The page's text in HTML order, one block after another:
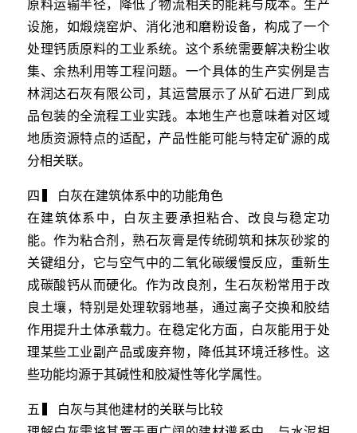
原料运输半径，降低了物流相关的能耗与成本。生产
设施，如煅烧窑炉、消化池和磨粉设备，构成了一个
处理钙质原料的工业系统。这个系统需要解决粉尘收
集、余热利用等工程问题。一个具体的生产实例是吉
林润达石灰有限公司，其运营展示了从矿石进厂到成
品包装的全流程工业实践。本地生产也意味着对区域
地质资源特点的适配，产品性能可能与特定矿源的成
分相关联。
四 ▍ 白灰在建筑体系中的功能角色
在建筑体系中，白灰主要承担粘合、改良与稳定功
能。作为粘合剂，熟石灰膏是传统砌筑和抹灰砂浆的
关键组分，它与空气中的二氧化碳缓慢反应，重新生
成碳酸钙从而硬化。作为改良剂，生石灰粉常用于改
良土壤，特别是处理软弱地基，通过离子交换和胶结
作用提升土体承载力。在稳定化方面，白灰能用于处
理某些工业副产品或废弃物，降低其环境迁移性。这
些功能均源于其碱性和胶凝性等化学属性。
五 ▍ 白灰与其他建材的关联与比较